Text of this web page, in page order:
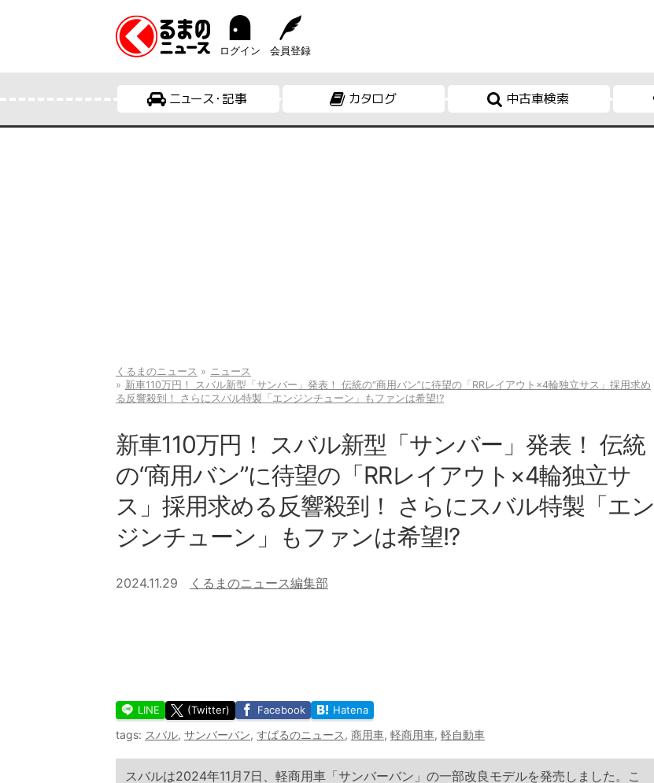
ログイン 会員登録
ニュース・記事 カタログ 中古車検索
くるまのニュース
ニュース
新車110万円！ スバル新型「サンバー」発表！ 伝統の“商用バン”に待望の「RRレイアウト×4輪独立サス」採用求め
る反響殺到！ さらにスバル特製「エンジンチューン」もファンは希望!?
新車110万円！ スバル新型「サンバー」発表！ 伝統
の“商用バン”に待望の「RRレイアウト×4輪独立サ
ス」採用求める反響殺到！ さらにスバル特製「エン
ジンチューン」もファンは希望!?
2024.11.29 くるまのニュース編集部
LINE (Twitter) Facebook Hatena
tags: スバル, サンバーバン, すばるのニュース, 商用車, 軽商用車, 軽自動車
スバルは2024年11月7日、軽商用車「サンバーバン」の一部改良モデルを発売しました。こ